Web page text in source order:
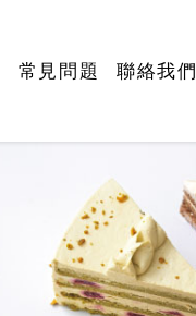
常見問題 聯絡我們